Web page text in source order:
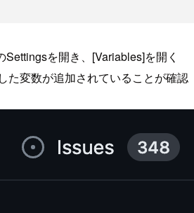
を開き、[Variables]を開く
た変数が追加されていることが確認